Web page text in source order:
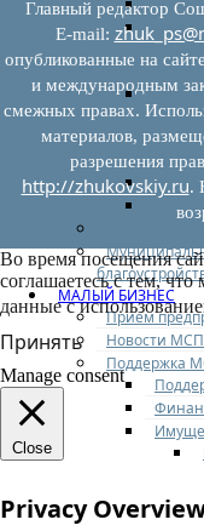
МАЛЫЙ БИЗНЕС
Прием
Новости МСП
Поддержка
Главный редактор
E‑mail:
опубликованные на
и международным
смежных правах.
материалов,
разрешения
http://zhukovskiy.ru.
Во время посещения
соглашаетесь с тем,
данные с
Принять
Manage consent
Close
Privacy